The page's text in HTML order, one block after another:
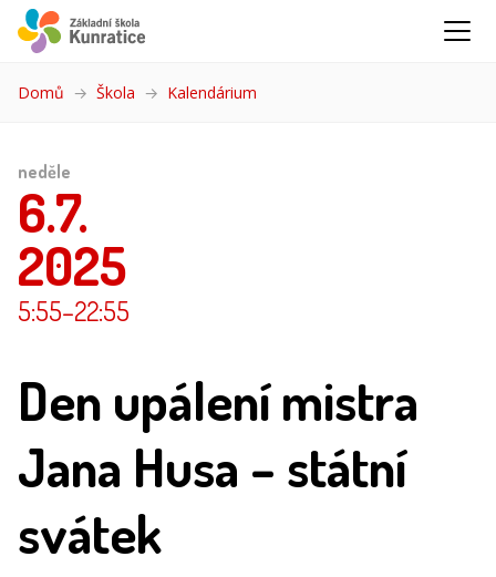
Domů Škola Kalendárium
neděle
6.7.
2025
5:55–22:55
Den upálení mistra
Jana Husa – státní
svátek